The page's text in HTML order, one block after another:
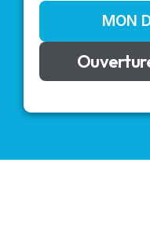
MON